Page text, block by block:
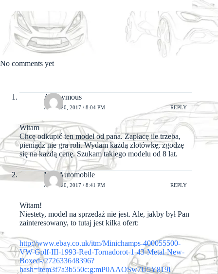
No comments yet
Anonymous
APRIL 20, 2017 / 8:04 PM REPLY
Witam
Chcę odkupić ten model od pana. Zapłacę ile trzeba,
pieniądz nie gra roli. Wydam każdą złotówkę, zgodzę
się na każdą cenę. Szukam takiego modelu od 8 lat.
MiniAutomobile
APRIL 20, 2017 / 8:41 PM REPLY
Witam!
Niestety, model na sprzedaż nie jest. Ale, jakby był Pan
zainteresowany, to tutaj jest kilka ofert:
http://www.ebay.co.uk/itm/Minichamps-400055500-
VW-Golf-III-1993-Red-Tornadorot-1-43-Metal-New-
Boxed-/272633648396?
hash=item3f7a3b550c:g:mP0AAOSw7U5Y819I